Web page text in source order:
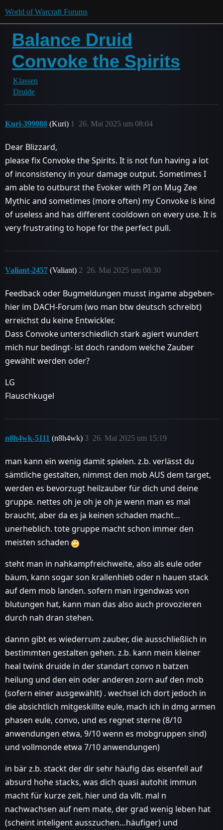
World of Warcraft Forums
Balance Druid
Convoke the Spirits
Klassen
Druide
Kuri-399088 (Kuri) 26. Mai 2025 um 08:04
1
Dear Blizzard,
please fix Convoke the Spirits. It is not fun having a lot
of inconsistency in your damage output. Sometimes I
am able to outburst the Evoker with PI on Mug Zee
Mythic and sometimes (more often) my Convoke is kind
of useless and has different cooldown on every use. It is
very frustrating to hope for the perfect pull.
Valiant-2457 (Valiant) 26. Mai 2025 um 08:30
2
Feedback oder Bugmeldungen musst ingame abgeben-
hier im DACH-Forum (wo man btw deutsch schreibt)
erreichst du keine Entwickler.
Dass Convoke unterschiedlich stark agiert wundert
mich nur bedingt- ist doch random welche Zauber
gewählt werden oder?
LG
Flauschkugel
n8h4wk-5111 (n8h4wk) 26. Mai 2025 um 15:19
3
man kann ein wenig damit spielen. z.b. verlässt du
sämtliche gestalten, nimmst den mob AUS dem target,
werden es bevorzugt heilzauber für dich und deine
gruppe. nettes oh je oh je oh je wenn man es mal
braucht, aber da es ja keinen schaden macht…
unerheblich. tote gruppe macht schon immer den
meisten schaden
steht man in nahkampfreichweite, also als eule oder
bäum, kann sogar son krallenhieb oder n hauen stack
auf dem mob landen. sofern man irgendwas von
blutungen hat, kann man das also auch provozieren
durch nah dran stehen.
dannn gibt es wiederrum zauber, die ausschließlich in
bestimmten gestalten gehen. z.b. kann mein kleiner
heal twink druide in der standart convo n batzen
heilung und den ein oder anderen zorn auf den mob
(sofern einer ausgewählt) . wechsel ich dort jedoch in
die absichtlich mitgeskillte eule, mach ich in dmg armen
phasen eule, convo, und es regnet sterne (8/10
anwendungen etwa, 9/10 wenn es mobgruppen sind)
und vollmonde etwa 7/10 anwendungen)
in bär z.b. stackt der dir sehr häufig das eisenfell auf
absurd hohe stacks, was dich quasi autohit immun
macht für kurze zeit, hier und da vllt. mal n
nachwachsen auf nem mate, der grad wenig leben hat
(scheint inteligent ausszuchen…häufiger) und